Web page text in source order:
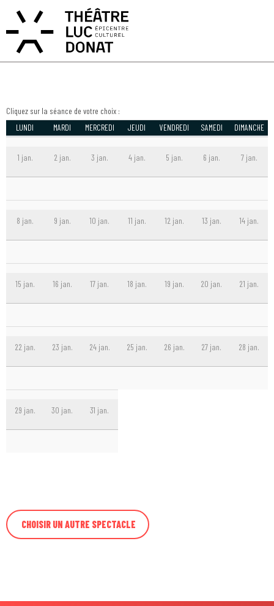
MON COMPTE
ACCÈS PRIVATIF
DOMOUN
Cliquez sur la séance de votre choix :
LUNDI MARDI MERCREDI JEUDI VENDREDI SAMEDI DIMANCHE
1 jan. 2 jan. 3 jan. 4 jan. 5 jan. 6 jan. 7 jan.
8 jan. 9 jan. 10 jan. 11 jan. 12 jan. 13 jan. 14 jan.
15 jan. 16 jan. 17 jan. 18 jan. 19 jan. 20 jan. 21 jan.
22 jan. 23 jan. 24 jan. 25 jan. 26 jan. 27 jan. 28 jan.
29 jan. 30 jan. 31 jan.